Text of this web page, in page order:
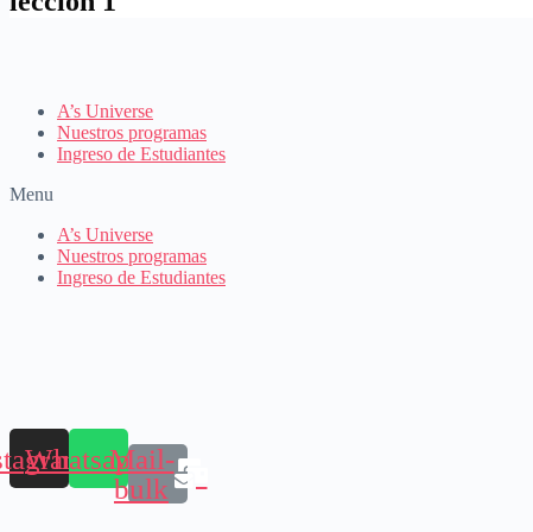
A’s Universe
Nuestros programas
Ingreso de Estudiantes
Menu
A’s Universe
Nuestros programas
Ingreso de Estudiantes
Whatsapp
Mail-
bulk